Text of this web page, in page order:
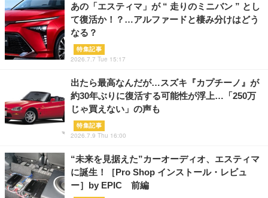
あの「エスティマ」が “ 走りのミニバン ” とし
て復活か！？…アルファードと棲み分けはどう
なる？
特集記事
2026.7.7 Tue 15:17
出たら最高なんだが…スズキ『カプチーノ』が
約30年ぶりに復活する可能性が浮上…「250万
じゃ買えない」の声も
特集記事
2026.7.9 Thu 16:00
“未来を見据えた”カーオーディオ、エスティマ
に誕生！［Pro Shop インストール・レビュ
ー］by EPIC 前編